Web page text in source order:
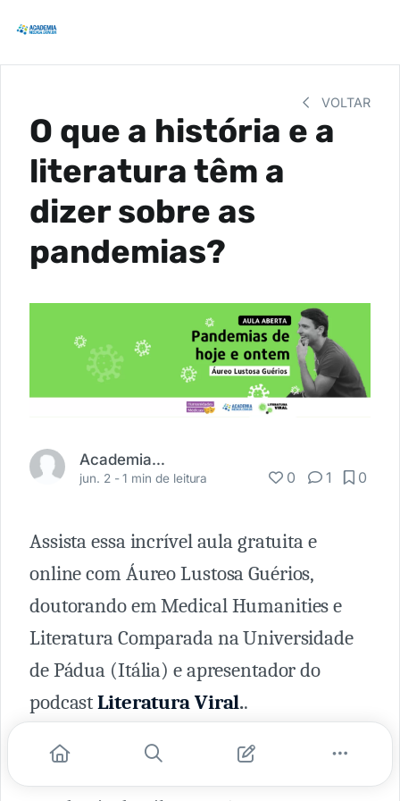
VOLTAR
O que a história e a
literatura têm a
dizer sobre as
pandemias?
Academia Médica
jun. 2 -1 min de leitura 0 1 0
Assista essa incrível aula gratuita e
online com Áureo Lustosa Guérios,
doutorando em Medical Humanities e
Literatura Comparada na Universidade
de Pádua (Itália) e apresentador do
podcastLiteratura Viral..
Discutiremos a invenção das